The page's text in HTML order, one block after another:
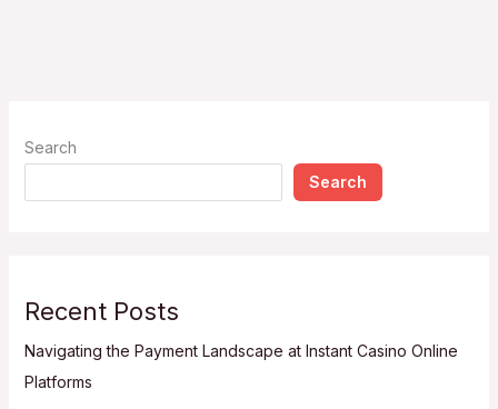
Search
Search
Recent Posts
Navigating the Payment Landscape at Instant Casino Online
Platforms